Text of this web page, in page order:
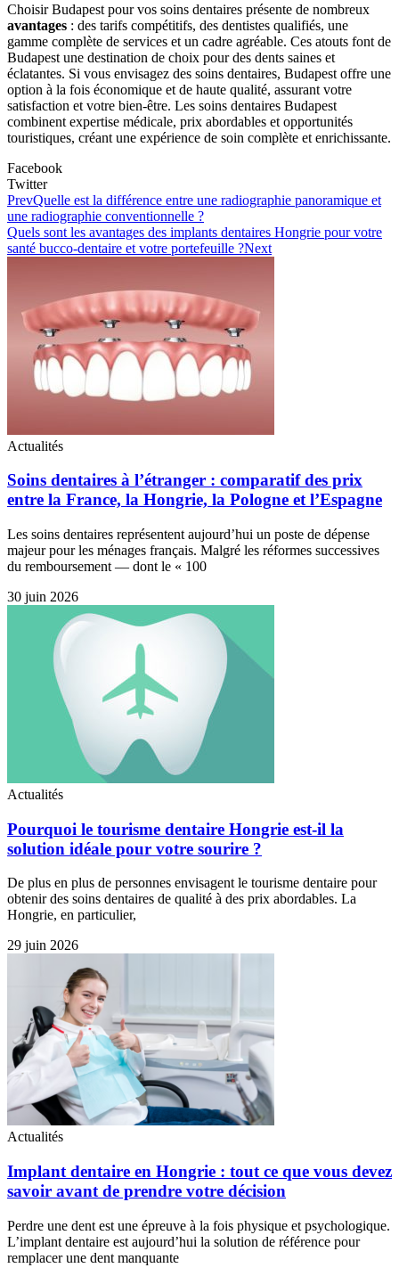
Choisir Budapest pour vos soins dentaires présente de nombreux
avantages : des tarifs compétitifs, des dentistes qualifiés, une
gamme complète de services et un cadre agréable. Ces atouts font de
Budapest une destination de choix pour des dents saines et
éclatantes. Si vous envisagez des soins dentaires, Budapest offre une
option à la fois économique et de haute qualité, assurant votre
satisfaction et votre bien-être. Les soins dentaires Budapest
combinent expertise médicale, prix abordables et opportunités
touristiques, créant une expérience de soin complète et enrichissante.
Facebook
Twitter
PrevQuelle est la différence entre une radiographie panoramique et
une radiographie conventionnelle ?
Quels sont les avantages des implants dentaires Hongrie pour votre
santé bucco-dentaire et votre portefeuille ?Next
Actualités
Soins dentaires à l’étranger : comparatif des prix
entre la France, la Hongrie, la Pologne et l’Espagne
Les soins dentaires représentent aujourd’hui un poste de dépense
majeur pour les ménages français. Malgré les réformes successives
du remboursement — dont le « 100
30 juin 2026
Actualités
Pourquoi le tourisme dentaire Hongrie est-il la
solution idéale pour votre sourire ?
De plus en plus de personnes envisagent le tourisme dentaire pour
obtenir des soins dentaires de qualité à des prix abordables. La
Hongrie, en particulier,
29 juin 2026
Actualités
Implant dentaire en Hongrie : tout ce que vous devez
savoir avant de prendre votre décision
Perdre une dent est une épreuve à la fois physique et psychologique.
L’implant dentaire est aujourd’hui la solution de référence pour
remplacer une dent manquante